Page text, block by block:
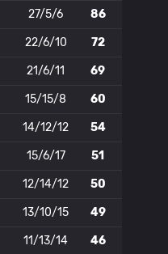
27/5/6 86
22/6/10 72
21/6/11 69
15/15/8 60
14/12/12 54
15/6/17 51
12/14/12 50
13/10/15 49
11/13/14 46